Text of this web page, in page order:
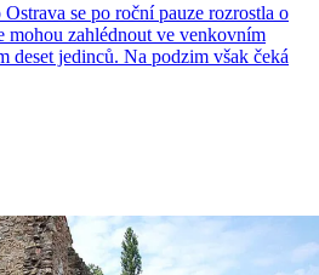
se po roční pauze rozrostla o
zahlédnout ve venkovním
deset jedinců. Na podzim však čeká